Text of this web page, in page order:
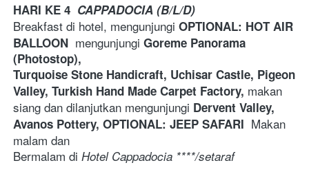
HARI KE 4 CAPPADOCIA (B/L/D)
Breakfast di hotel, mengunjungi OPTIONAL: HOT AIR
BALLOON mengunjungi Goreme Panorama
(Photostop),
Turquoise Stone Handicraft, Uchisar Castle, Pigeon
Valley, Turkish Hand Made Carpet Factory, makan
siang dan dilanjutkan mengunjungi Dervent Valley,
Avanos Pottery, OPTIONAL: JEEP SAFARI Makan
malam dan
Bermalam di Hotel Cappadocia ****/setaraf